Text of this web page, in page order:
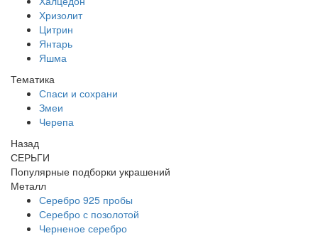
Хризолит
Цитрин
Янтарь
Яшма
Тематика
Спаси и сохрани
Змеи
Черепа
Назад
СЕРЬГИ
Популярные подборки украшений
Металл
Серебро 925 пробы
Серебро с позолотой
Черненое серебро